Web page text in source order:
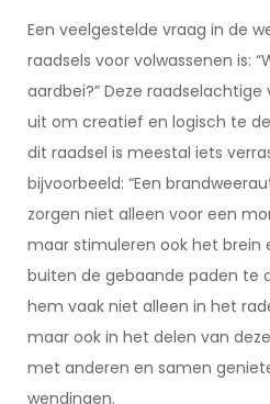
Een veelgestelde vraag in de
raadsels voor volwassenen is:
aardbei?” Deze
uit om creatief en logisch te
dit raadsel is meestal iets
bijvoorbeeld: “Een
zorgen niet alleen voor een
maar stimuleren ook het brein
buiten de gebaande paden te
hem vaak niet alleen in het
maar ook in het delen van
met anderen en samen
wendingen.